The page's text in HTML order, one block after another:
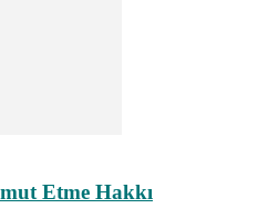
Etme Hakkı